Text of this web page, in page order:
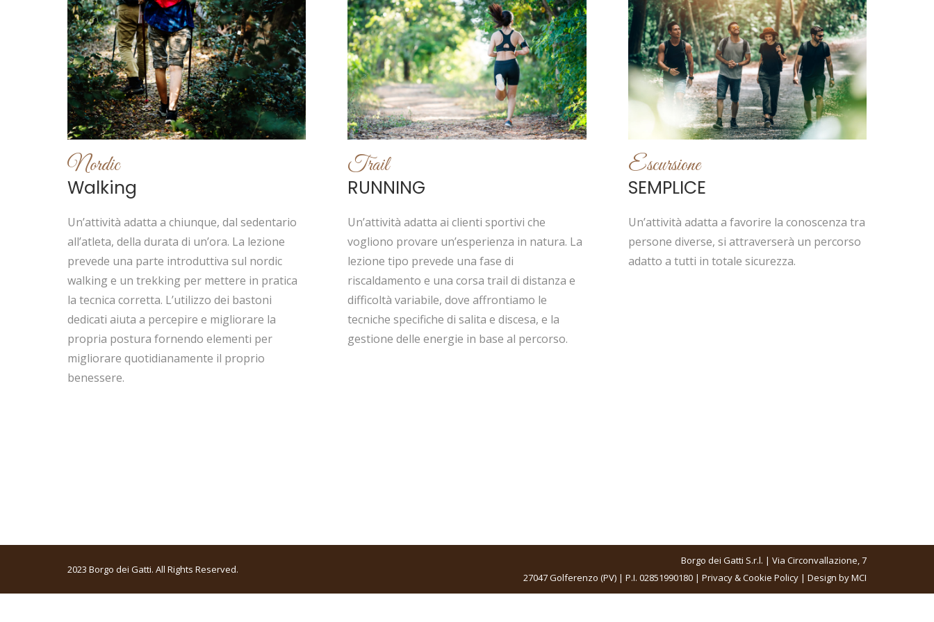
Nordic
Walking
Un’attività adatta a chiunque, dal sedentario
all’atleta, della durata di un’ora. La lezione
prevede una parte introduttiva sul nordic
walking e un trekking per mettere in pratica
la tecnica corretta. L’utilizzo dei bastoni
dedicati aiuta a percepire e migliorare la
propria postura fornendo elementi per
migliorare quotidianamente il proprio
benessere.
Trail
RUNNING
Un’attività adatta ai clienti sportivi che
vogliono provare un’esperienza in natura. La
lezione tipo prevede una fase di
riscaldamento e una corsa trail di distanza e
difficoltà variabile, dove affrontiamo le
tecniche specifiche di salita e discesa, e la
gestione delle energie in base al percorso.
Escursione
SEMPLICE
Un’attività adatta a favorire la conoscenza tra
persone diverse, si attraverserà un percorso
adatto a tutti in totale sicurezza.
2023 Borgo dei Gatti. All Rights Reserved.
Borgo dei Gatti S.r.l. | Via Circonvallazione, 7
27047 Golferenzo (PV) | P.I. 02851990180 | Privacy & Cookie Policy | Design byMCI